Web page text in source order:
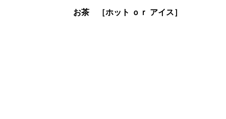
お茶 ［ホット ｏｒ アイス］